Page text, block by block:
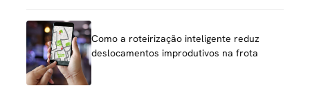
Como a roteirização inteligente reduz
deslocamentos improdutivos na frota